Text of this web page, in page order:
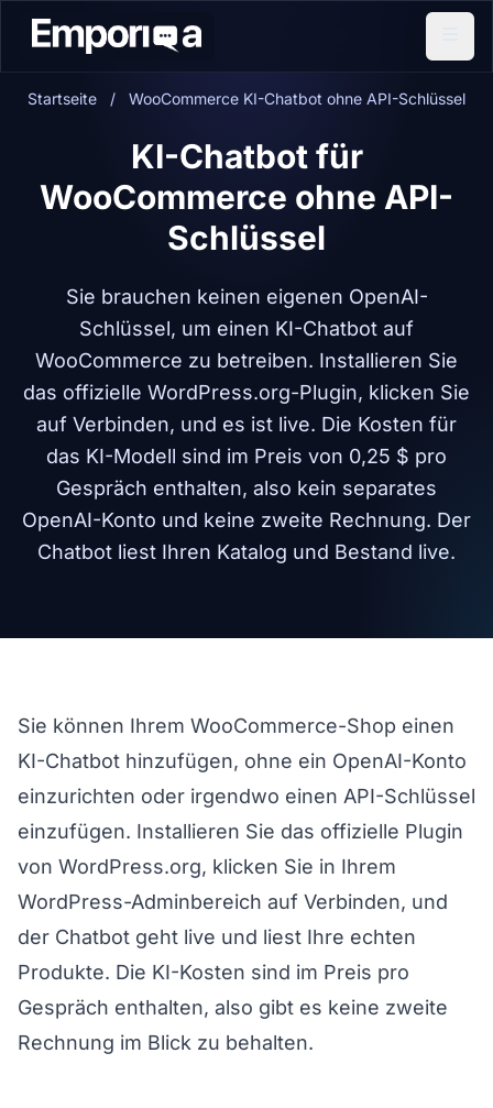
Startseite / WooCommerce KI-Chatbot ohne API-Schlüssel
KI-Chatbot für
WooCommerce ohne API-
Schlüssel
Sie brauchen keinen eigenen OpenAI-
Schlüssel, um einen KI-Chatbot auf
WooCommerce zu betreiben. Installieren Sie
das offizielle WordPress.org-Plugin, klicken Sie
auf Verbinden, und es ist live. Die Kosten für
das KI-Modell sind im Preis von 0,25 $ pro
Gespräch enthalten, also kein separates
OpenAI-Konto und keine zweite Rechnung. Der
Chatbot liest Ihren Katalog und Bestand live.
Sie können Ihrem WooCommerce-Shop einen
KI-Chatbot hinzufügen, ohne ein OpenAI-Konto
einzurichten oder irgendwo einen API-Schlüssel
einzufügen. Installieren Sie das offizielle Plugin
von WordPress.org, klicken Sie in Ihrem
WordPress-Adminbereich auf Verbinden, und
der Chatbot geht live und liest Ihre echten
Produkte. Die KI-Kosten sind im Preis pro
Gespräch enthalten, also gibt es keine zweite
Rechnung im Blick zu behalten.